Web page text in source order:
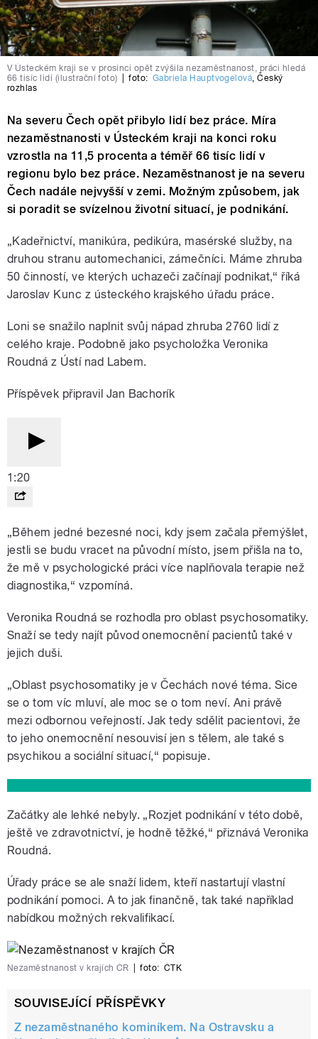
V Ústeckém kraji se v prosinci opět zvýšila nezaměstnanost, práci hledá
66 tisíc lidí (ilustrační foto)
foto: Gabriela Hauptvogelová,Český
rozhlas
Na severu Čech opět přibylo lidí bez práce. Míra
nezaměstnanosti v Ústeckém kraji na konci roku
vzrostla na 11,5 procenta a téměř 66 tisíc lidí v
regionu bylo bez práce. Nezaměstnanost je na severu
Čech nadále nejvyšší v zemi. Možným způsobem, jak
si poradit se svízelnou životní situací, je podnikání.
„Kadeřnictví, manikúra, pedikúra, masérské služby, na
druhou stranu automechanici, zámečníci. Máme zhruba
50 činností, ve kterých uchazeči začínají podnikat,“ říká
Jaroslav Kunc z ústeckého krajského úřadu práce.
Loni se snažilo naplnit svůj nápad zhruba 2760 lidí z
celého kraje. Podobně jako psycholožka Veronika
Roudná z Ústí nad Labem.
Příspěvek připravil Jan Bachorík
1:20
„Během jedné bezesné noci, kdy jsem začala přemýšlet,
jestli se budu vracet na původní místo, jsem přišla na to,
že mě v psychologické práci více naplňovala terapie než
diagnostika,“ vzpomíná.
Veronika Roudná se rozhodla pro oblast psychosomatiky.
Snaží se tedy najít původ onemocnění pacientů také v
jejich duši.
„Oblast psychosomatiky je v Čechách nové téma. Sice
se o tom víc mluví, ale moc se o tom neví. Ani právě
mezi odbornou veřejností. Jak tedy sdělit pacientovi, že
to jeho onemocnění nesouvisí jen s tělem, ale také s
psychikou a sociální situací,“ popisuje.
Začátky ale lehké nebyly. „Rozjet podnikání v této době,
ještě ve zdravotnictví, je hodně těžké,“ přiznává Veronika
Roudná.
Úřady práce se ale snaží lidem, kteří nastartují vlastní
podnikání pomoci. A to jak finančně, tak také například
nabídkou možných rekvalifikací.
Nezaměstnanost v krajích ČR foto: ČTK
SOUVISEJÍCÍ PŘÍSPĚVKY
Z nezaměstnaného kominíkem. Na Ostravsku a